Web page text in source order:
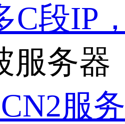
C段IP
服务器
服